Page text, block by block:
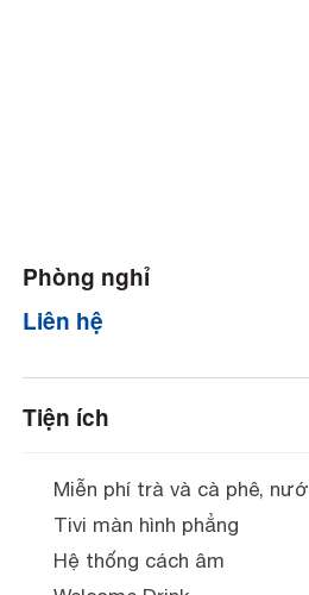
Phòng nghỉ
Liên hệ
Tiện ích
Miễn phí trà và cà phê,
Tivi màn hình phẳng
Hệ thống cách âm